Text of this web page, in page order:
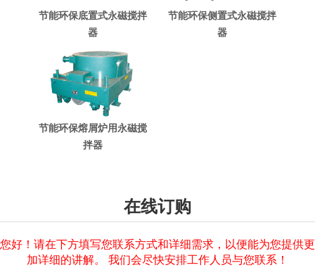
节能环保底置式永磁搅拌
器
节能环保侧置式永磁搅拌
器
节能环保熔屑炉用永磁搅
拌器
在线订购
您好！请在下方填写您联系方式和详细需求，以便能为您提供更
加详细的讲解。 我们会尽快安排工作人员与您联系！